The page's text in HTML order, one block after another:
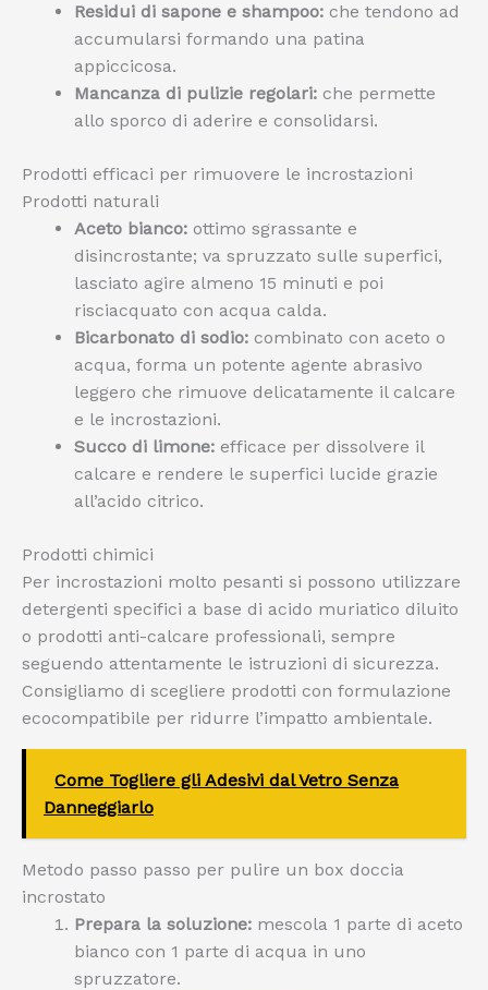
Residui di sapone e shampoo: che tendono ad
accumularsi formando una patina
appiccicosa.
Mancanza di pulizie regolari: che permette
allo sporco di aderire e consolidarsi.
Prodotti efficaci per rimuovere le incrostazioni
Prodotti naturali
Aceto bianco: ottimo sgrassante e
disincrostante; va spruzzato sulle superfici,
lasciato agire almeno 15 minuti e poi
risciacquato con acqua calda.
Bicarbonato di sodio: combinato con aceto o
acqua, forma un potente agente abrasivo
leggero che rimuove delicatamente il calcare
e le incrostazioni.
Succo di limone: efficace per dissolvere il
calcare e rendere le superfici lucide grazie
all’acido citrico.
Prodotti chimici
Per incrostazioni molto pesanti si possono utilizzare
detergenti specifici a base di acido muriatico diluito
o prodotti anti-calcare professionali, sempre
seguendo attentamente le istruzioni di sicurezza.
Consigliamo di scegliere prodotti con formulazione
ecocompatibile per ridurre l’impatto ambientale.
Come Togliere gli Adesivi dal Vetro Senza
Danneggiarlo
Metodo passo passo per pulire un box doccia
incrostato
Prepara la soluzione: mescola 1 parte di aceto
bianco con 1 parte di acqua in uno
spruzzatore.